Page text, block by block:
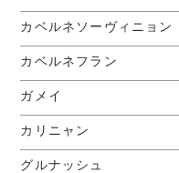
カベルネソーヴィニョン
カベルネフラン
ガメイ
カリニャン
グルナッシュ